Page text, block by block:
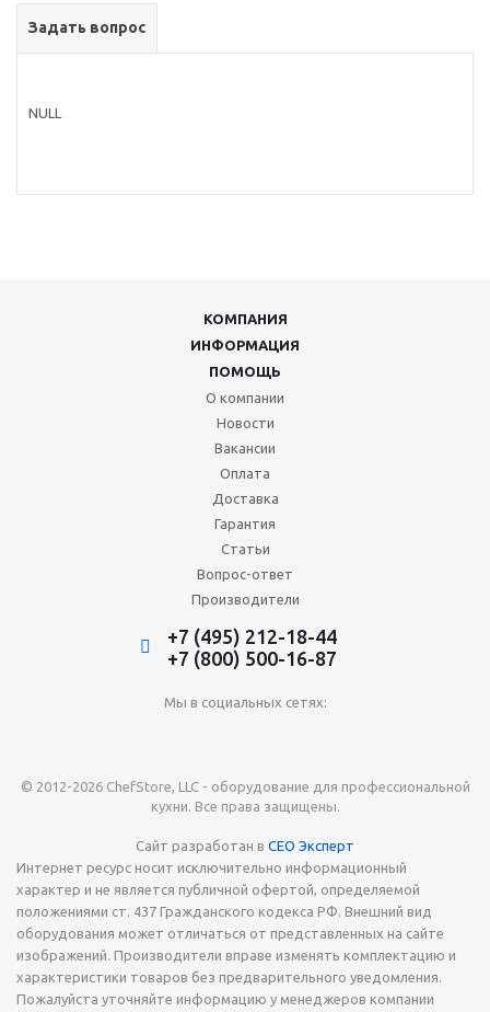
Задать вопрос
NULL
КОМПАНИЯ
ИНФОРМАЦИЯ
ПОМОЩЬ
О компании
Новости
Вакансии
Оплата
Доставка
Гарантия
Статьи
Вопрос-ответ
Производители
+7 (495) 212-18-44
+7 (800) 500-16-87
Мы в социальных сетях:
© 2012-2026 ChefStore, LLC - оборудование для профессиональной
кухни. Все права защищены.
Сайт разработан в СЕО Эксперт
Интернет ресурс носит исключительно информационный
характер и не является публичной офертой, определяемой
положениями ст. 437 Гражданского кодекса РФ. Внешний вид
оборудования может отличаться от представленных на сайте
изображений. Производители вправе изменять комплектацию и
характеристики товаров без предварительного уведомления.
Пожалуйста уточняйте информацию у менеджеров компании